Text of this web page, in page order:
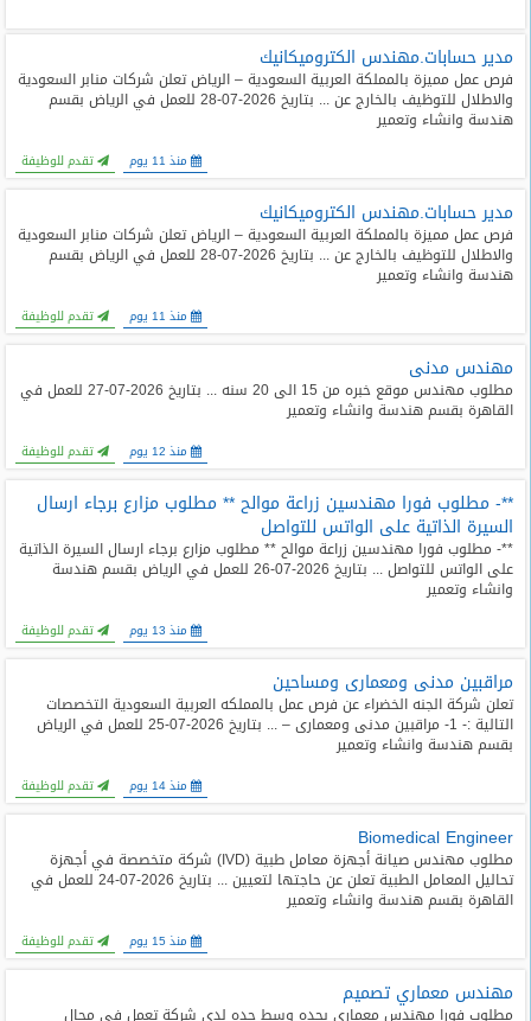
مدير حسابات.مهندس الكتروميكانيك
فرص عمل مميزة بالمملكة العربية السعودية – الرياض تعلن شركات منابر السعودية
والاطلال للتوظيف بالخارج عن ... بتاريخ 2026-07-28 للعمل في الرياض بقسم
هندسة وانشاء وتعمير
منذ 11 يوم تقدم للوظيفة
مدير حسابات.مهندس الكتروميكانيك
فرص عمل مميزة بالمملكة العربية السعودية – الرياض تعلن شركات منابر السعودية
والاطلال للتوظيف بالخارج عن ... بتاريخ 2026-07-28 للعمل في الرياض بقسم
هندسة وانشاء وتعمير
منذ 11 يوم تقدم للوظيفة
مهندس مدنى
مطلوب مهندس موقع خبره من 15 الى 20 سنه ... بتاريخ 2026-07-27 للعمل في
القاهرة بقسم هندسة وانشاء وتعمير
منذ 12 يوم تقدم للوظيفة
**- مطلوب فورا مهندسين زراعة موالح ** مطلوب مزارع برجاء ارسال
السيرة الذاتية على الواتس للتواصل
**- مطلوب فورا مهندسين زراعة موالح ** مطلوب مزارع برجاء ارسال السيرة الذاتية
على الواتس للتواصل ... بتاريخ 2026-07-26 للعمل في الرياض بقسم هندسة
وانشاء وتعمير
منذ 13 يوم تقدم للوظيفة
مراقبين مدنى ومعمارى ومساحين
تعلن شركة الجنه الخضراء عن فرص عمل بالمملكه العربية السعودية التخصصات
التالية :- 1- مراقبين مدنى ومعمارى – ... بتاريخ 2026-07-25 للعمل في الرياض
بقسم هندسة وانشاء وتعمير
منذ 14 يوم تقدم للوظيفة
Biomedical Engineer
مطلوب مهندس صيانة أجهزة معامل طبية (IVD) شركة متخصصة في أجهزة
تحاليل المعامل الطبية تعلن عن حاجتها لتعيين ... بتاريخ 2026-07-24 للعمل في
القاهرة بقسم هندسة وانشاء وتعمير
منذ 15 يوم تقدم للوظيفة
مهندس معماري تصميم
مطلوب فورا مهندس معماري بجده وسط جده لدي شركة تعمل في مجال